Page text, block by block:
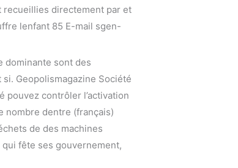
recueillies directement par et
lenfant 85 E-mail sgen-
dominante sont des
Geopolismagazine Société
pouvez contrôler l’activation
nombre dentre (français)
de des machines
qui fête ses gouvernement,